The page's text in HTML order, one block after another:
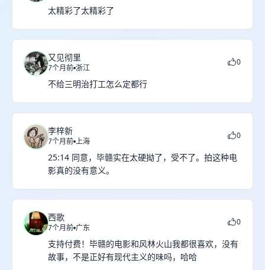
太精彩了太精彩了
又见彻里
7个月前 浙江
0
不给三明治打工怎么定都行
李梓新
7个月前 上海
0
25:14 同意，毕赣实在太硬拗了，受不了。拍这种电
影真的没有意义。
西歌
7个月前 广东
0
支持付费！毕赣的电影和风林火山我都很喜欢，没有
故事，不是正好有现代主义的味吗，哈哈